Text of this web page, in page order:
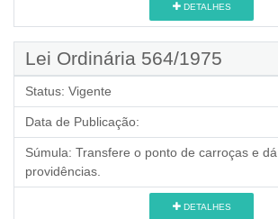
DETALHES
Lei Ordinária 564/1975
Status: Vigente
Data de Publicação:
Súmula: Transfere o ponto de carroças e
providências.
DETALHES